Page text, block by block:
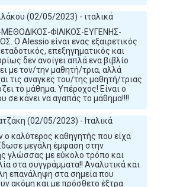
(02/05/2023) - ιταλικά
ΜΕΘΟΔΙΚΟΣ-ΦΙΛΙΚΟΣ-ΕΥΓΕΝΗΣ-
Ο Alessio είναι ενας εξαιρετικός
επεξηγηματικός και
δεν ανοίγει απλά ενα βιβλίο
με τον/την μαθητή/τρια, αλλά
τις αναγκες του/της μαθητή/τριας
το μάθημα. Υπέροχος! Είναι ο
σε κάνει να αγαπάς το μάθημα!!!!
(02/05/2023) - Ιταλικά
ο καλύτερος καθηγητής που είχα
μεγάλη έμφαση στην
γλώσσας με εύκολο τρόπο και
στα συγγράμματα!! Αναλυτικά και
επανάληψη στα σημεία που
ακόμη και με πρόσθετο έξτρα